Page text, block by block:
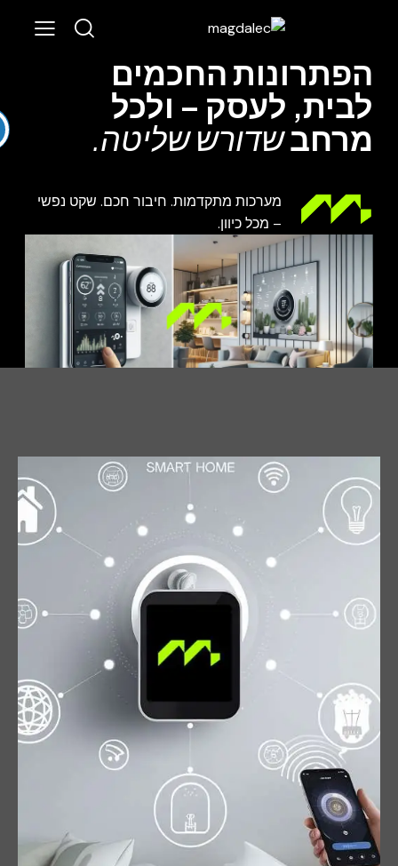
מערכות מתקדמות. חיבור חכם. שקט נפשי
– מכל כיוון.
החכמים
לעסק – ולכל
שדורש שליטה.